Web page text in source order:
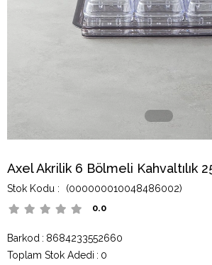
Axel Akrilik 6 Bölmeli Kahvaltılık
(000000010048486002)
0.0
Barkod : 8684233552660
Toplam Stok Adedi : 0